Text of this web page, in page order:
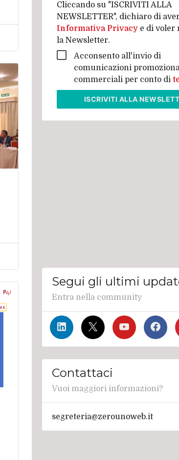
Cliccando su "ISCRIVITI ALLA
NEWSLETTER", dichiaro di
Informativa Privacy e di voler
la Newsletter.
Acconsento all'invio di
comunicazioni
commerciali per conto di
ISCRIVITI ALLA
Segui gli ultimi
Entra nella community
Contattaci
Vuoi maggiori informazioni?
segreteria@zerounoweb.it